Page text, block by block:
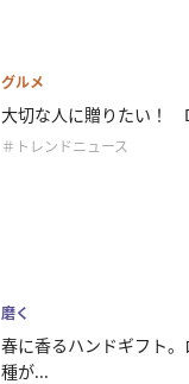
グルメ
大切な人に贈りたい！
＃トレンドニュース
磨く
春に香るハンドギフト
種が...